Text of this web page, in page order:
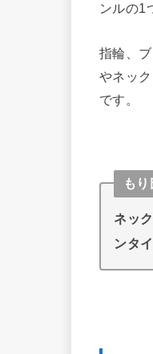
ンルの1
指輪、
やネッ
です。
も
ネッ
ンタ